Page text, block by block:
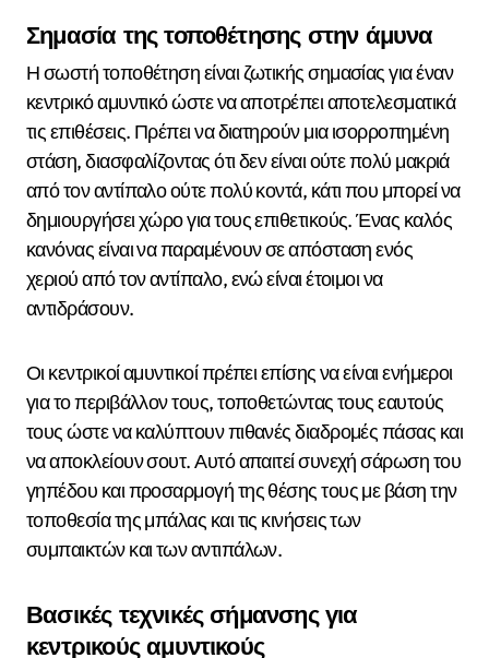
Σημασία της τοποθέτησης στην άμυνα
Η σωστή τοποθέτηση είναι ζωτικής σημασίας για έναν
κεντρικό αμυντικό ώστε να αποτρέπει αποτελεσματικά
τις επιθέσεις. Πρέπει να διατηρούν μια ισορροπημένη
στάση, διασφαλίζοντας ότι δεν είναι ούτε πολύ μακριά
από τον αντίπαλο ούτε πολύ κοντά, κάτι που μπορεί να
δημιουργήσει χώρο για τους επιθετικούς. Ένας καλός
κανόνας είναι να παραμένουν σε απόσταση ενός
χεριού από τον αντίπαλο, ενώ είναι έτοιμοι να
αντιδράσουν.
Οι κεντρικοί αμυντικοί πρέπει επίσης να είναι ενήμεροι
για το περιβάλλον τους, τοποθετώντας τους εαυτούς
τους ώστε να καλύπτουν πιθανές διαδρομές πάσας και
να αποκλείουν σουτ. Αυτό απαιτεί συνεχή σάρωση του
γηπέδου και προσαρμογή της θέσης τους με βάση την
τοποθεσία της μπάλας και τις κινήσεις των
συμπαικτών και των αντιπάλων.
Βασικές τεχνικές σήμανσης για
κεντρικούς αμυντικούς